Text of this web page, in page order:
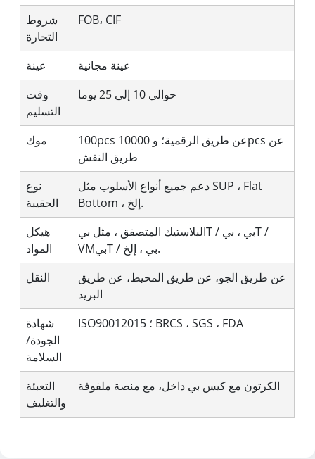
شروط
التجارة
FOB، CIF
عينة
عينة مجانية
وقت
التسليم
حوالي 10 إلى 25 يوما
موك
100pcs عن طريق الرقمية؛ و 10000pcs عن
طريق النقش
نوع
الحقيبة
دعم جميع أنواع الأسلوب مثل SUP ، Flat
Bottom ، إلخ.
هيكل
المواد
البلاستيك المتصفق ، مثل بيT / بي ، بيT /
VMبيT / بي ، إلخ.
النقل
عن طريق الجو، عن طريق المحيط، عن طريق
البريد
شهادة
الجودة/
السلامة
ISO90012015 ؛ BRCS ، SGS ، FDA
التعبئة
والتغليف
الكرتون مع كيس بي داخل، مع منصة ملفوفة